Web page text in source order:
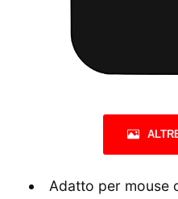
Adatto per mouse